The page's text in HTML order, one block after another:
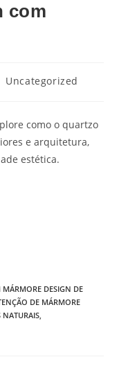
com
Uncategorized
como o quartzo
e arquitetura,
estética.
DESIGN DE
DE MÁRMORE
NATURAIS,